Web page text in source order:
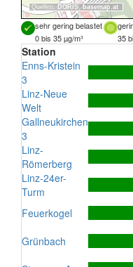
Quellen: DORIS, basemap.at
sehr gering belastet
0 bis 35 µg/m³
35
Station
Enns-Kristein
3
Linz-Neue
Welt
Gallneukirchen
3
Linz-
Römerberg
Linz-24er-
Turm
Feuerkogel
Grünbach